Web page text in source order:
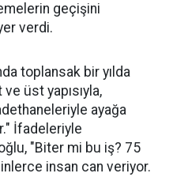
geçişini
verdi.
toplansak bir yılda
üst yapısıyla,
ayağa
İfadeleriyle
"Biter mi bu iş? 75
insan can veriyor.